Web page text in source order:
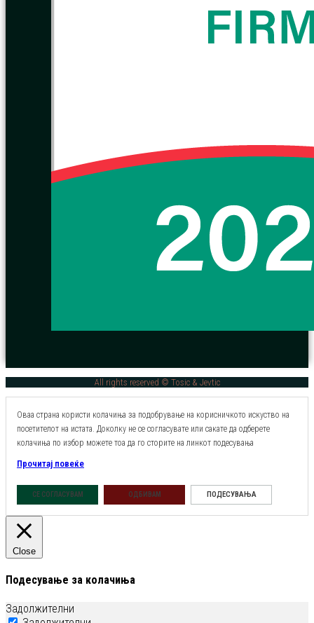
All rights reserved © Tosic & Jevtic
Оваа страна користи колачиња за подобрување на корисничкото искуство на
посетителот на истата. Доколку не се согласувате или сакате да одберете
колачиња по избор можете тоа да го сторите на линкот подесувања
Прочитај повеќе
СЕ СОГЛАСУВАМ ОДБИВАМ ПОДЕСУВАЊА
Close
Подесување за колачиња
Задолжителни